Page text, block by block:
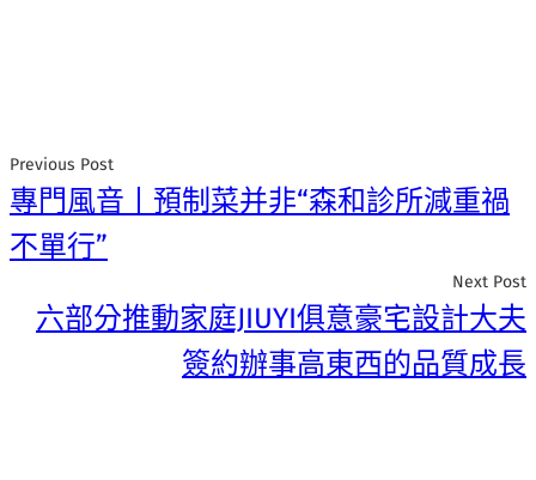
Previous Post
專門風音丨預制菜并非“森和診所減重禍
不單行”
Next Post
六部分推動家庭JIUYI俱意豪宅設計大夫
簽約辦事高東西的品質成長